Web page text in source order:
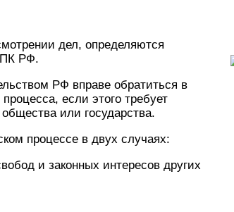
дел, определяются
РФ.
РФ вправе обратиться в
если этого требует
или государства.
процессе в двух случаях:
и законных интересов других